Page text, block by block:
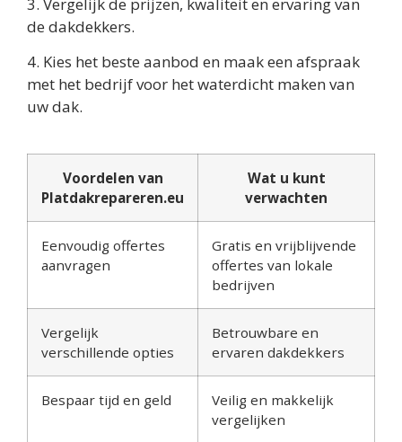
de dakdekkers.
4. Kies het beste aanbod en maak een afspraak
met het bedrijf voor het waterdicht maken van
uw dak.
Voordelen van
Platdakrepareren.eu
Wat u kunt
verwachten
Eenvoudig offertes
aanvragen
Gratis en vrijblijvende
offertes van lokale
bedrijven
Vergelijk
verschillende opties
Betrouwbare en
ervaren dakdekkers
Bespaar tijd en geld
Veilig en makkelijk
vergelijken